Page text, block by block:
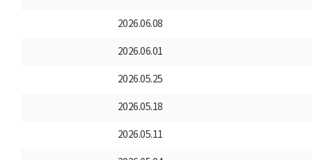
2026.06.08
2026.06.01
2026.05.25
2026.05.18
2026.05.11